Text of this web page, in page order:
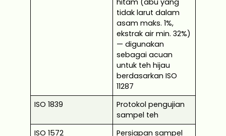
tidak larut dalam
asam maks. 1%,
ekstrak air min. 32%)
— digunakan
sebagai acuan
untuk teh hijau
berdasarkan ISO
11287
ISO 1839
Protokol pengujian
sampel teh
ISO 1572
Persiapan sampel